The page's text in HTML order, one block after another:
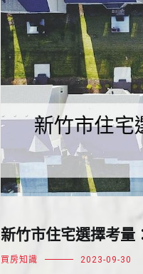
新竹市住宅選擇考量
買房知識 2023-09-30